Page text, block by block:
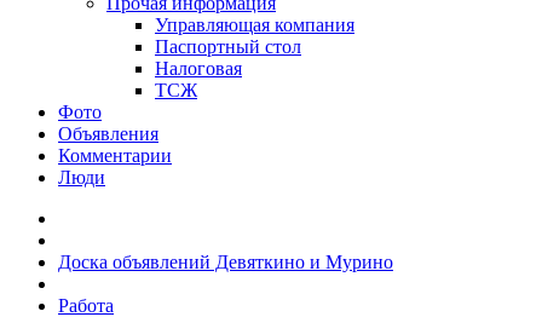
Управляющая компания
Паспортный стол
Налоговая
ТСЖ
Фото
Объявления
Комментарии
Люди
Доска объявлений Девяткино и Мурино
Работа